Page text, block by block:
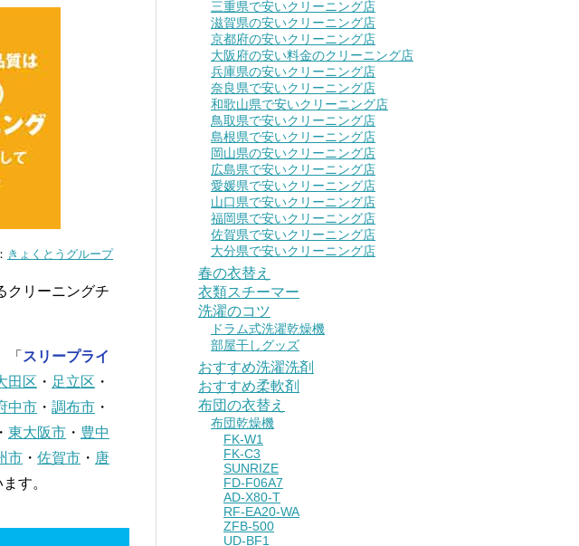
きょくとうグループ
クリーニングチ
「 スリープライ
田区 ・ 足立区 ・
中市 ・ 調布市 ・
・ 東大阪市 ・ 豊中
市 ・ 佐賀市 ・ 唐
す。
三重県で安いクリーニング店
滋賀県の安いクリーニング店
京都府の安いクリーニング店
大阪府の安い料金のクリーニング店
兵庫県の安いクリーニング店
奈良県で安いクリーニング店
和歌山県で安いクリーニング店
鳥取県で安いクリーニング店
島根県で安いクリーニング店
岡山県の安いクリーニング店
広島県で安いクリーニング店
愛媛県で安いクリーニング店
山口県で安いクリーニング店
福岡県で安いクリーニング店
佐賀県で安いクリーニング店
大分県で安いクリーニング店
春の衣替え
衣類スチーマー
洗濯のコツ
ドラム式洗濯乾燥機
部屋干しグッズ
おすすめ洗濯洗剤
おすすめ柔軟剤
布団の衣替え
布団乾燥機
FK-W1
FK-C3
SUNRIZE
FD-F06A7
AD-X80-T
RF-EA20-WA
ZFB-500
UD-BF1